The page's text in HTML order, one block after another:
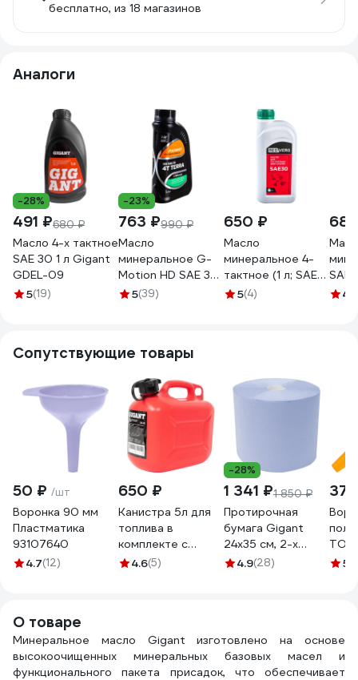
бесплатно, из 18 магазинов
Аналоги
-28%
491 ₽680 ₽
Масло 4-х тактное
SAE 30 1 л Gigant
GDEL-09
5(19)
-23%
763 ₽990 ₽
Масло
минеральное G-
Motion HD SAE 30
4Т TERRA (1 л)
5(39)
650 ₽
Масло
минеральное 4-
тактное (1 л; SAE
30) REDVERG
5(4)
SAE
4.7
Сопутствующие товары
50 ₽ /шт
Воронка 90 мм
Пластматика
93107640
4.7(12)
650 ₽
Канистра 5л для
топлива в
комплекте с
крышкой и лейкой
4.6(5)
-28%
1 341 ₽1 850 ₽
Протирочная
бумага Gigant
24x35 см, 2-х
слойная, 1000
4.9(28)
5
О товаре
Минеральное масло Gigant изготовлено на основе
высокоочищенных минеральных базовых масел и
функционального пакета присадок, что обеспечивает